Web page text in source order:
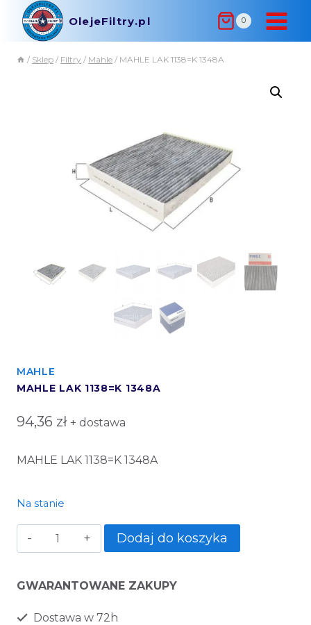
OlejeFiltry.pl 0
/ Sklep / Filtry / Mahle / MAHLE LAK 1138=K 1348A
MAHLE
MAHLE LAK 1138=K 1348A
94,36 zł + dostawa
MAHLE LAK 1138=K 1348A
Na stanie
Dodaj do koszyka
GWARANTOWANE ZAKUPY
Dostawa w 72h